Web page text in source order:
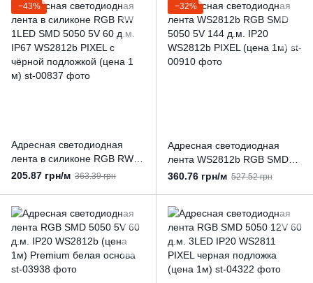
−43%
Адресная светодиодная
лента в силиконе RGB RW
1LED SMD 5050 5V 60 д.м.
м)
205.87 грн/м 363.39 грн
−32%
Адресная светодиодная
лента WS2812b RGB SMD
5050 5V 144 д.м. IP20
360.76 грн/м 527.52 грн